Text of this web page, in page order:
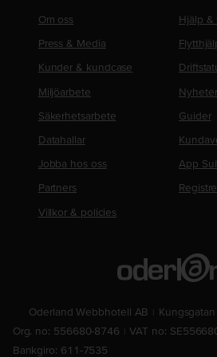
Om oss
Press & Media
Kunder & kundcase
Miljöarbete
Säkerhetsarbete
Datahallar
Jobba hos oss
Partners
Villkor & policies
Hjälp &
Nyheter
Guider
App
Oderland Webbhotell AB
Org. no: 556680-8746
VAT no:
Bankgiro: 611-7535